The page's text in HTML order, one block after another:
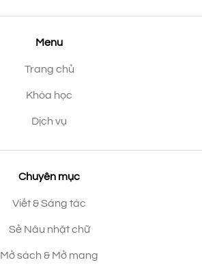
Menu
Trang chủ
Khóa học
Dịch vụ
Chuyên mục
Viết & Sáng tác
Sẻ Nâu nhặt chữ
Mở sách & Mở mang